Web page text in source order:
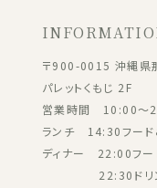
〒900-0015 沖縄県
パレットくもじ 2F
営業時間 10:00～
ランチ 14:30フード
ディナー 22:00フー
22:30ドリンク